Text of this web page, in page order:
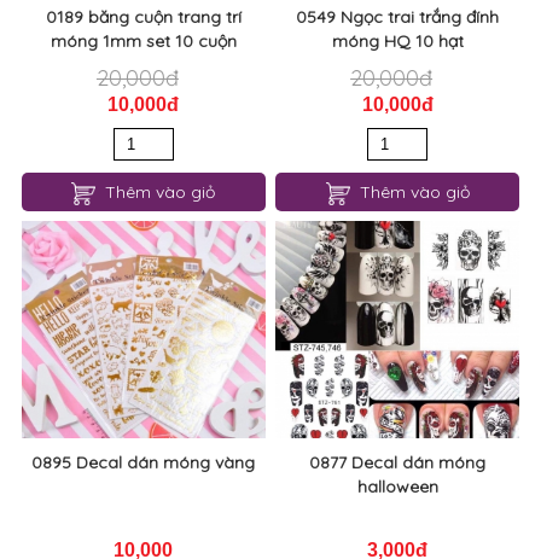
0189 băng cuộn trang trí
móng 1mm set 10 cuộn
20,000đ
10,000đ
Thêm vào giỏ
0549 Ngọc trai trắng đính
móng HQ 10 hạt
20,000đ
10,000đ
Thêm vào giỏ
0895 Decal dán móng vàng
10,000
0877 Decal dán móng
halloween
3,000đ